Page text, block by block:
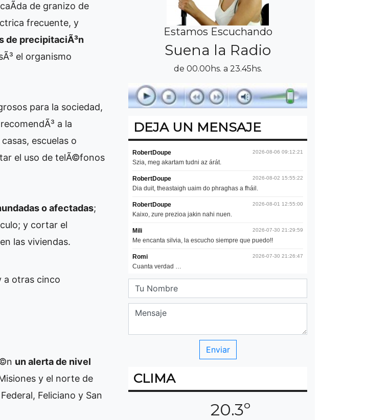
de granizo de
frecuente, y
de precipitaciÃ³n
el organismo
para la sociedad,
a la
escuelas o
el uso de telÃ©fonos
o afectadas;
y cortar el
las viviendas.
a otras cinco
un alerta de nivel
y el norte de
Feliciano y San
Estamos Escuchando
Suena la Radio
de 00.00hs. a 23.45hs.
DEJA UN MENSAJE
CLIMA
20.3º